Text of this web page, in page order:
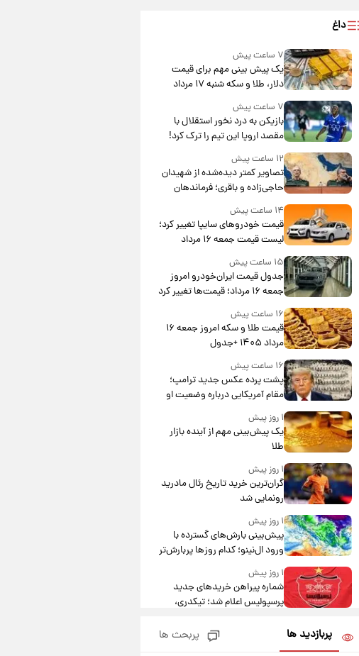
داغ
۷ ساعت پیش
یک پیش ‌بینی مهم برای قیمت
دلار، طلا و سکه شنبه ۱۷ مرداد
۱۴۰۵
۷ ساعت پیش
بازیکن به درد نخور استقلال با
مقصد اروپا این تیم را ترک کرد!
۱۲ ساعت پیش
تصاویر کمتر دیده‌شده از شهیدان
حاجی‌زاده و باقری؛ فرماندهان
شهید هوافضای ایران
۱۴ ساعت پیش
قیمت خودروهای سایپا تغییر کرد؛
لیست قیمت جمعه ۱۶ مرداد
منتشر شد
۱۵ ساعت پیش
جدول قیمت ایران‌خودرو امروز
جمعه ۱۶ مرداد؛ قیمت‌ها تغییر کرد
۱۶ ساعت پیش
قیمت طلا و سکه امروز جمعه ۱۶
مرداد ۱۴۰۵ +جدول
۱۶ ساعت پیش
پشت پرده عکس جدید ترامپ؛
مقام آمریکایی درباره وضعیت او
چه گفت؟
۱ روز پیش
یک پیش‌بینی مهم از آینده بازار
طلا
۱ روز پیش
گران‌ترین خرید تاریخ رئال مادرید
رونمایی شد
۱ روز پیش
پیش‌بینی بارش‌های گسترده با
ورود ال‌نینو؛ کدام روزها پربارش‌تر
خواهند بود؟
۱ روز پیش
شماره پیراهن خریدهای جدید
پرسپولیس اعلام شد؛ تیکدری،
جزئیات فعال‌سازی «کیف پول
پربازدید ها پربحث ها